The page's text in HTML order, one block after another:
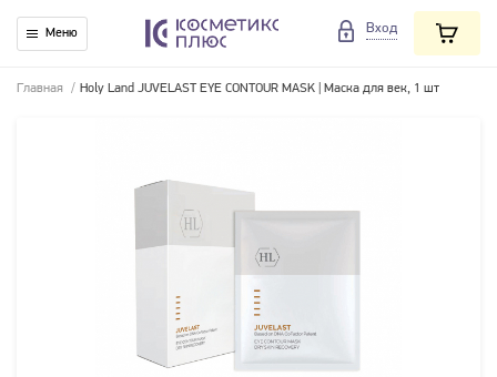
Меню Вход
Главная / Holy Land JUVELAST EYE CONTOUR MASK | Маска для век, 1 шт